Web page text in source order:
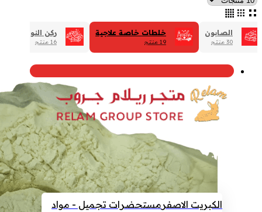
الصابون
30 منتج
خلطات خاصة علاجية
19 منتج
ركن النوادر
16 منتج
الكبريت الاصفر مستحضرات تجميل - مواد